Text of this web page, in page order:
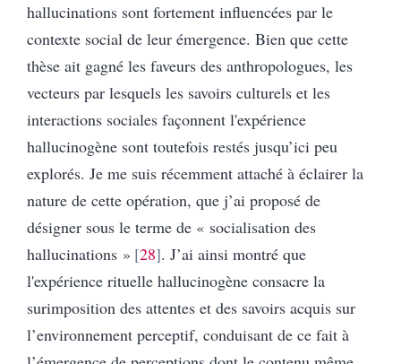
hallucinations sont fortement influencées par le
contexte social de leur émergence. Bien que cette
thèse ait gagné les faveurs des anthropologues, les
vecteurs par lesquels les savoirs culturels et les
interactions sociales façonnent l'expérience
hallucinogène sont toutefois restés jusqu’ici peu
explorés. Je me suis récemment attaché à éclairer la
nature de cette opération, que j’ai proposé de
désigner sous le terme de « socialisation des
hallucinations » 28 . J’ai ainsi montré que
l'expérience rituelle hallucinogène consacre la
surimposition des attentes et des savoirs acquis sur
l’environnement perceptif, conduisant de ce fait à